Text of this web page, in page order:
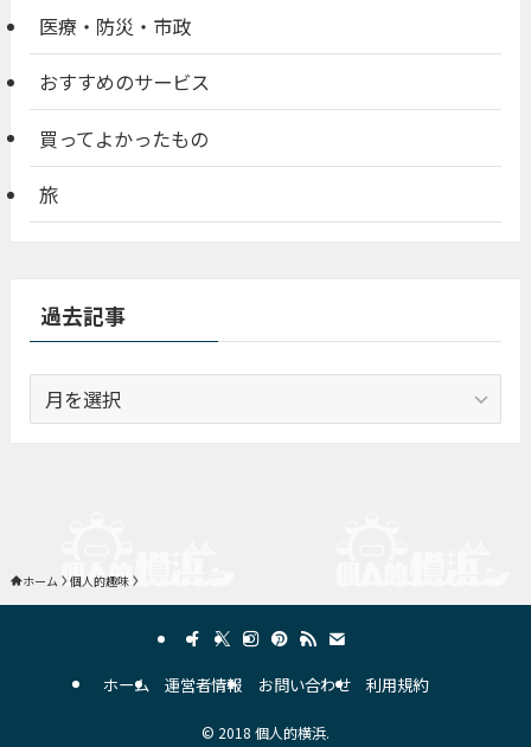
医療・防災・市政
おすすめのサービス
買ってよかったもの
旅
過去記事
去
ホーム 個人的趣味
ホーム 運営者情報 お問い合わせ 利用規約
© 2018 個人的横浜.